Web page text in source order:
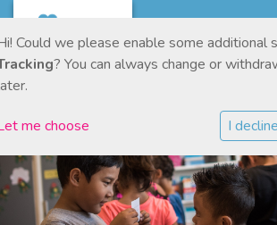
Could we please enable some additional
? You can always change or
me choose I decline